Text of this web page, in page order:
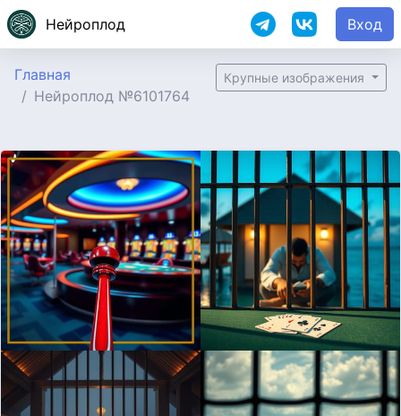
Нейроплод Вход
Главная
Нейроплод №6101764
Крупные изображения